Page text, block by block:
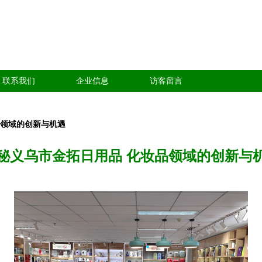
联系我们 企业信息 访客留言
域的创新与机遇
义乌市金拓日用品 化妆品领域的创新与